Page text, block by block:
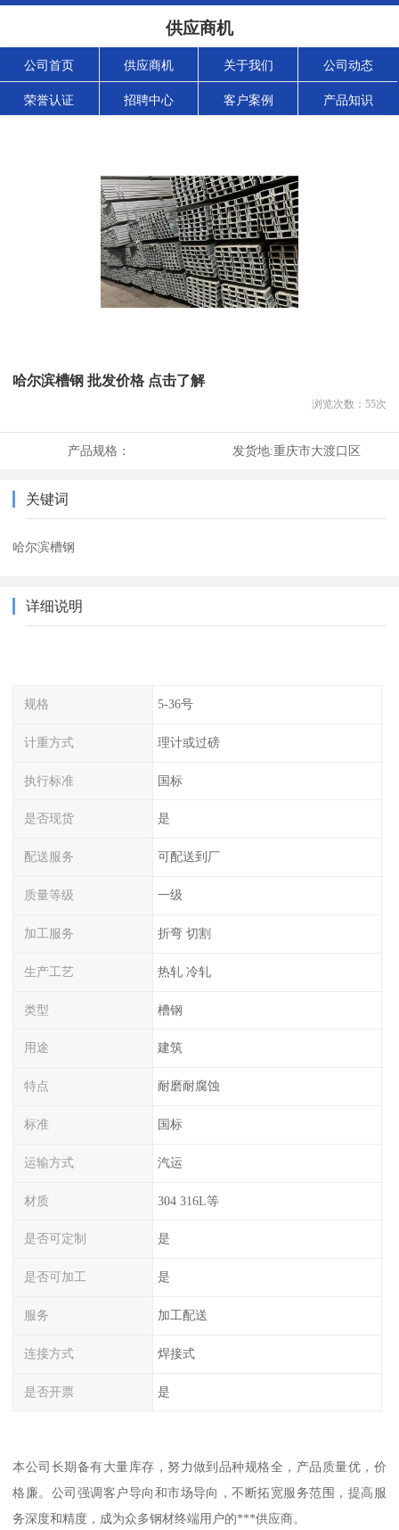
供应商机
公司首页 供应商机 关于我们 公司动态
荣誉认证 招聘中心 客户案例 产品知识
哈尔滨槽钢 批发价格 点击了解
浏览次数： 55次
产品规格： 发货地:重庆市大渡口区
关键词
哈尔滨槽钢
详细说明
规格 5-36号
计重方式 理计或过磅
执行标准 国标
是否现货 是
配送服务 可配送到厂
质量等级 一级
加工服务 折弯 切割
生产工艺 热轧 冷轧
类型 槽钢
用途 建筑
特点 耐磨耐腐蚀
标准 国标
运输方式 汽运
材质 304 316L等
是否可定制 是
是否可加工 是
服务 加工配送
连接方式 焊接式
是否开票 是
本公司长期备有大量库存，努力做到品种规格全，产品质量优，价
格廉。公司强调客户导向和市场导向，不断拓宽服务范围，提高服
务深度和精度，成为众多钢材终端用户的***供应商。